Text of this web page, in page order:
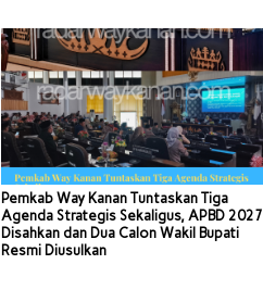
Pemkab Way Kanan Tuntaskan Tiga
Agenda Strategis Sekaligus, APBD 2027
Disahkan dan Dua Calon Wakil Bupati
Resmi Diusulkan